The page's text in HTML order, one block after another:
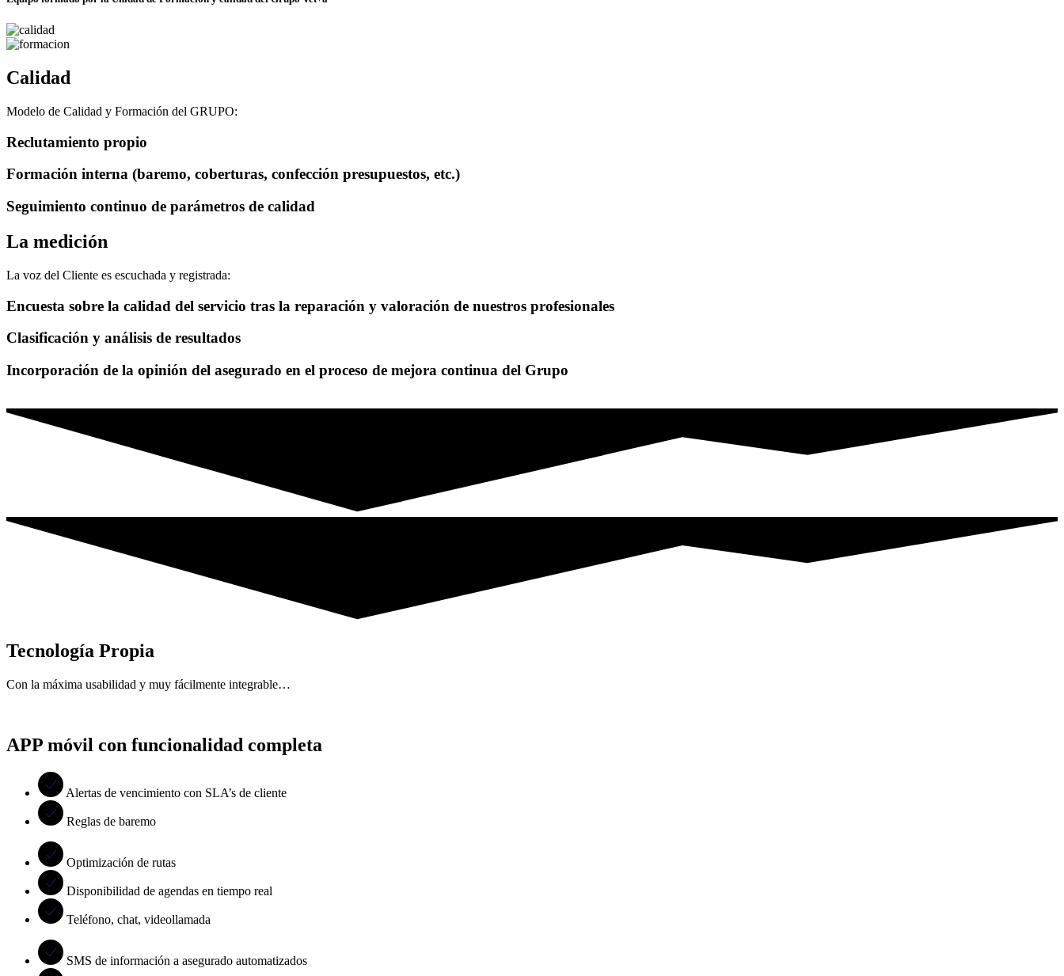
Calidad
Modelo de Calidad y Formación del GRUPO:
Reclutamiento propio
Formación interna (baremo, coberturas, confección presupuestos, etc.)
Seguimiento continuo de parámetros de calidad
La medición
La voz del Cliente es escuchada y registrada:
Encuesta sobre la calidad del servicio tras la reparación y valoración de nuestros profesionales
Clasificación y análisis de resultados
Incorporación de la opinión del asegurado en el proceso de mejora continua del Grupo
Tecnología Propia
Con la máxima usabilidad y muy fácilmente integrable…
APP móvil con funcionalidad completa
Alertas de vencimiento con SLA’s de cliente
Reglas de baremo
Optimización de rutas
Disponibilidad de agendas en tiempo real
Teléfono, chat, videollamada
SMS de información a asegurado automatizados